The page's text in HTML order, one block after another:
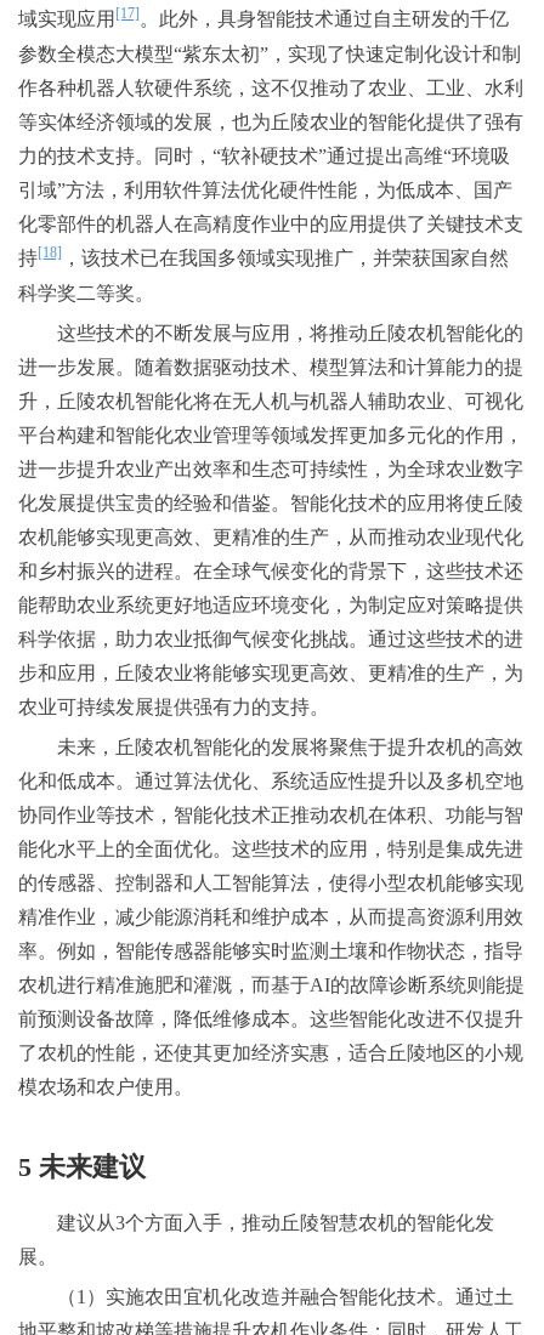
域实现应用 [17] 。此外，具身智能技术通过自主研发的千亿
参数全模态大模型“紫东太初”，实现了快速定制化设计和制
作各种机器人软硬件系统，这不仅推动了农业、工业、水利
等实体经济领域的发展，也为丘陵农业的智能化提供了强有
力的技术支持。同时，“软补硬技术”通过提出高维“环境吸
引域”方法，利用软件算法优化硬件性能，为低成本、国产
化零部件的机器人在高精度作业中的应用提供了关键技术支
持[18]
，该技术已在我国多领域实现推广，并荣获国家自然
科学奖二等奖。
这些技术的不断发展与应用，将推动丘陵农机智能化的
进一步发展。随着数据驱动技术、模型算法和计算能力的提
升，丘陵农机智能化将在无人机与机器人辅助农业、可视化
平台构建和智能化农业管理等领域发挥更加多元化的作用，
进一步提升农业产出效率和生态可持续性，为全球农业数字
化发展提供宝贵的经验和借鉴。智能化技术的应用将使丘陵
农机能够实现更高效、更精准的生产，从而推动农业现代化
和乡村振兴的进程。在全球气候变化的背景下，这些技术还
能帮助农业系统更好地适应环境变化，为制定应对策略提供
科学依据，助力农业抵御气候变化挑战。通过这些技术的进
步和应用，丘陵农业将能够实现更高效、更精准的生产，为
农业可持续发展提供强有力的支持。
未来，丘陵农机智能化的发展将聚焦于提升农机的高效
化和低成本。通过算法优化、系统适应性提升以及多机空地
协同作业等技术，智能化技术正推动农机在体积、功能与智
能化水平上的全面优化。这些技术的应用，特别是集成先进
的传感器、控制器和人工智能算法，使得小型农机能够实现
精准作业，减少能源消耗和维护成本，从而提高资源利用效
率。例如，智能传感器能够实时监测土壤和作物状态，指导
农机进行精准施肥和灌溉，而基于AI的故障诊断系统则能提
前预测设备故障，降低维修成本。这些智能化改进不仅提升
了农机的性能，还使其更加经济实惠，适合丘陵地区的小规
模农场和农户使用。
5 未来建议
建议从3个方面入手，推动丘陵智慧农机的智能化发
展。
（1）实施农田宜机化改造并融合智能化技术。通过土